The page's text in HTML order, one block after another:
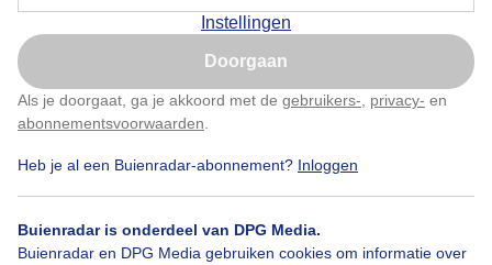
Instellingen
Doorgaan
Als je doorgaat, ga je akkoord met de gebruikers- privacy- en
abonnementsvoorwaarden
Heb je al een Buienradar-abonnement? Inloggen
Buienradar is onderdeel van DPG Media.
Buienradar en DPG Media gebruiken cookies om informatie over
Door: Erna Kool Gemaakt: 08-02-2026, 1123x bekeken
Grijze Mistige Dag Ijsvogel Winter
Bekijk slideshow
Nu niet, misschien later
Klik hierom dit aan te passen